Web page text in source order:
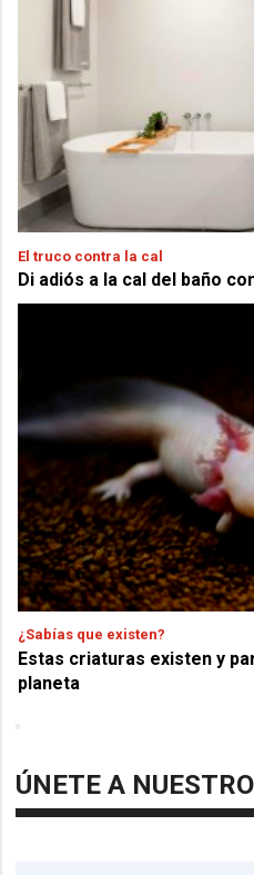
El truco contra la cal
Di adiós a la cal del baño
¿Sabías que existen?
Estas criaturas existen y
planeta
ÚNETE A